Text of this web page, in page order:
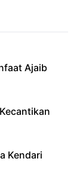
Ajaib
Kendari